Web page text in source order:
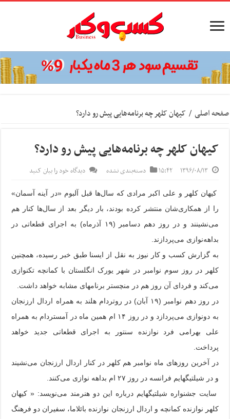
صفحه اصلی / کیهان کلهر چه برنامه‌هایی پیش رو دارد؟
کیهان کلهر چه برنامه‌هایی پیش رو دارد؟
۱۳۹۶/۰۸/۱۳ ۱۵:۴۲ دسته‌بندی نشده دیدگاه خود را بیان کنید
کیهان کلهر و علی اکبر مرادی که سال‌ها قبل آلبوم «در آینه آسمان»
را از همکاری‌شان منتشر کرده بودند، بار دیگر بعد از سال‌ها کنار هم
می‌نشینند و در روز دهم دسامبر (۱۹ آذرماه) به اجرای قطعاتی در
بداهه‌نوازی می‌پردازند.
به گزارش کسب و کار نیوز به نقل از ایسنا طبق خبر رسیده، همچنین
کلهر در روز سوم نوامبر در شهر یورک انگلستان با کمانچه تکنوازی
می‌کند و فردای آن روز هم در منچستر برنامهای مشابه خواهد داشت.
در روز دهم نوامبر (۱۹ آبان) در روتردام هلند به همراه اردال ارزنجان
به دونوازی می‌پردازد و در روز ۱۴ ام همین ماه در آمستردام به همراه
علی بهرامی فرد نوازنده سنتور به اجرای قطعاتی جدید خواهد
پرداخت.
در آخرین روزهای ماه نوامبر هم کلهر در کنار اردال ارزنجان می‌نشیند
و در شیلتیگهایم فرانسه در روز ۲۷ ام بداهه نوازی می‌کنند.
سایت جشنواره شیلتیگهایم درباره این دو هنرمند می‌نویسد: « کیهان
کلهر نوازنده کمانچه و اردال ارزنجان نوازنده بائلاما، سفیران دو فرهنگ